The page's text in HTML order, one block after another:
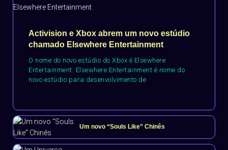
Activision e Xbox abrem um novo estúdio
chamado Elsewhere Entertainment
O nome do novo estúdio do Xbox é Elsewhere
Entertainment. Elsewhere Entertainment é nome do
novo estúdio para desenvolvimento de
Um novo “Souls Like” Chinês